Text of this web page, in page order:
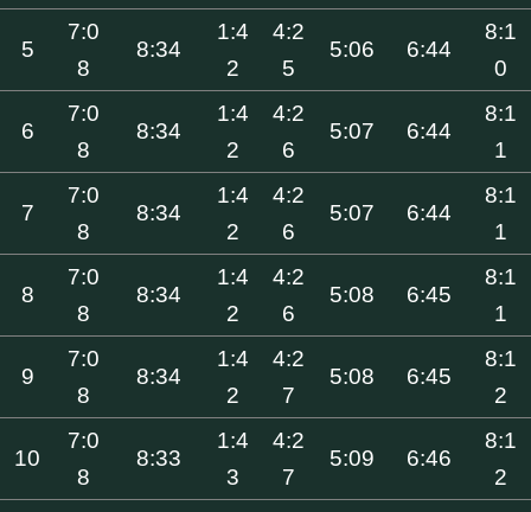
5
7:0
8
8:34
1:4
2
4:2
5
5:06 6:44
8:1
0
6
7:0
8
8:34
1:4
2
4:2
6
5:07 6:44
8:1
1
7
7:0
8
8:34
1:4
2
4:2
6
5:07 6:44
8:1
1
8
7:0
8
8:34
1:4
2
4:2
6
5:08 6:45
8:1
1
9
7:0
8
8:34
1:4
2
4:2
7
5:08 6:45
8:1
2
10
7:0
8
8:33
1:4
3
4:2
7
5:09 6:46
8:1
2